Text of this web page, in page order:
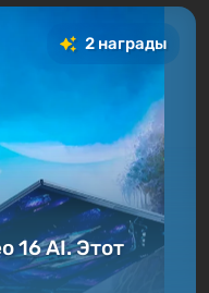
2 награды
16 AI. Этот